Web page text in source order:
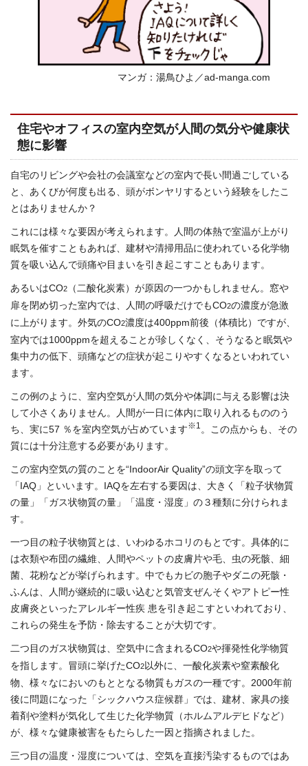
マンガ：湯鳥ひよ／ad-manga.com
住宅やオフィスの室内空気が人間の気分や健康状
態に影響
自宅のリビングや会社の会議室などの室内で長い間過ごしている
と、あくびが何度も出る、頭がボンヤリするという経験をしたこ
とはありませんか？
これには様々な要因が考えられます。人間の体熱で室温が上がり
眠気を催すこともあれば、建材や清掃用品に使われている化学物
質を吸い込んで頭痛や目まいを引き起こすこともあります。
あるいはCO2
（二酸化炭素）が原因の一つかもしれません。窓や
扉を閉め切った室内では、人間の呼吸だけでもCO2の濃度が急激
に上がります。外気のCO2濃度は400ppm前後（体積比）ですが、
室内では1000ppmを超えることが珍しくなく、そうなると眠気や
集中力の低下、頭痛などの症状が起こりやすくなるといわれてい
ます。
この例のように、室内空気が人間の気分や体調に与える影響は決
して小さくありません。人間が一日に体内に取り入れるもののう
ち、実に57 ％を室内空気が占めています※1 。この点からも、その
質には十分注意する必要があります。
この室内空気の質のことを“IndoorAir Quality”の頭文字を取って
「IAQ」といいます。IAQを左右する要因は、大きく「粒子状物質
の量」「ガス状物質の量」「温度・湿度」の３種類に分けられま
す。
一つ目の粒子状物質とは、いわゆるホコリのもとです。具体的に
は衣類や布団の繊維、人間やペットの皮膚片や毛、虫の死骸、細
菌、花粉などが挙げられます。中でもカビの胞子やダニの死骸・
ふんは、人間が継続的に吸い込むと気管支ぜんそくやアトピー性
皮膚炎といったアレルギー性疾 患を引き起こすといわれており、
これらの発生を予防・除去することが大切です。
二つ目のガス状物質は、空気中に含まれるCO2や揮発性化学物質
を指します。冒頭に挙げたCO2以外に、一酸化炭素や窒素酸化
物、様々なにおいのもととなる物質もガスの一種です。2000年前
後に問題になった「シックハウス症候群」では、建材、家具の接
着剤や塗料が気化して生じた化学物質（ホルムアルデヒドなど）
が、様々な健康被害をもたらした一因と指摘されました。
三つ目の温度・湿度については、空気を直接汚染するものではあ